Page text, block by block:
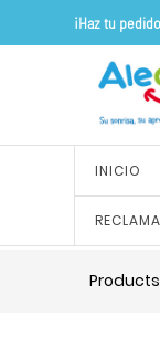
¡Haz tu
INICIO
Products